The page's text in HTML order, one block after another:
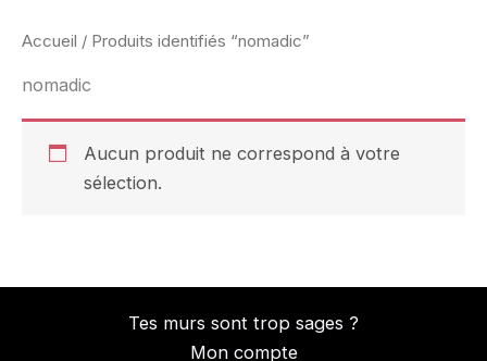
Accueil / Produits identifiés “nomadic”
nomadic
Aucun produit ne correspond à votre
sélection.
Tes murs sont trop sages ?
Mon compte